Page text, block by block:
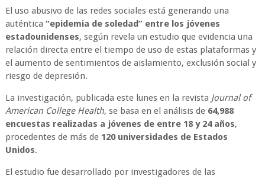
El uso abusivo de las redes sociales está generando una
auténtica “epidemia de soledad” entre los jóvenes
estadounidenses, según revela un estudio que evidencia una
relación directa entre el tiempo de uso de estas plataformas y
el aumento de sentimientos de aislamiento, exclusión social y
riesgo de depresión.
La investigación, publicada este lunes en la revista Journal of
American College Health, se basa en el análisis de 64,988
encuestas realizadas a jóvenes de entre 18 y 24 años,
procedentes de más de 120 universidades de Estados
Unidos.
El estudio fue desarrollado por investigadores de las